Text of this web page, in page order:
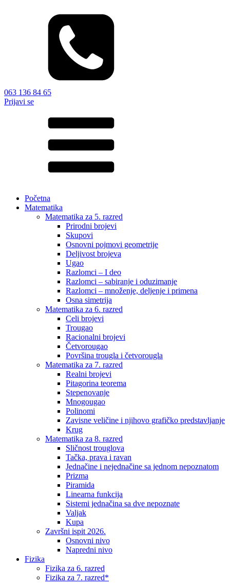
063 136 84 65
Prijavi se
Početna
Matematika
Matematika za 5. razred
Prirodni brojevi
Skupovi
Osnovni pojmovi geometrije
Deljivost brojeva
Ugao
Razlomci – I deo
Razlomci – sabiranje i oduzimanje
Razlomci – množenje, deljenje i primena
Osna simetrija
Matematika za 6. razred
Celi brojevi
Trougao
Racionalni brojevi
Četvorougao
Površina trougla i četvorougla
Matematika za 7. razred
Realni brojevi
Pitagorina teorema
Stepenovanje
Mnogougao
Polinomi
Zavisne veličine i njihovo grafičko predstavljanje
Krug
Matematika za 8. razred
Sličnost trouglova
Tačka, prava i ravan
Jednačine i nejednačine sa jednom nepoznatom
Prizma
Piramida
Linearna funkcija
Sistemi jednačina sa dve nepoznate
Valjak
Kupa
Završni ispit 2026.
Osnovni nivo
Napredni nivo
Fizika
Fizika za 6. razred
Fizika za 7. razred*